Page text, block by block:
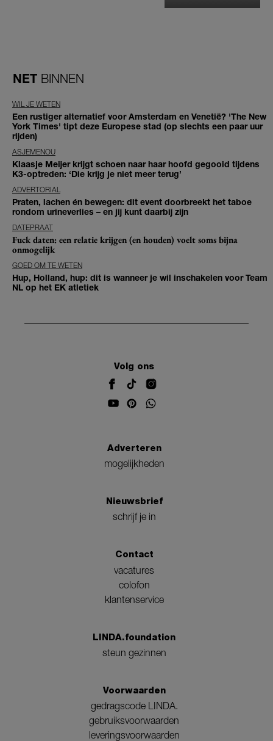
NET BINNEN
WIL JE WETEN
Een rustiger alternatief voor Amsterdam en Venetië? 'The New
York Times' tipt deze Europese stad (op slechts een paar uur
rijden)
ASJEMENOU
Klaasje Meijer krijgt schoen naar haar hoofd gegooid tijdens
K3-optreden: ‘Die krijg je niet meer terug’
ADVERTORIAL
Praten, lachen én bewegen: dit event doorbreekt het taboe
rondom urineverlies – en jij kunt daarbij zijn
DATEPRAAT
Fuck daten: een relatie krijgen (en houden) voelt soms bijna
onmogelijk
GOED OM TE WETEN
Hup, Holland, hup: dit is wanneer je wil inschakelen voor Team
NL op het EK atletiek
Volg ons
Adverteren
mogelijkheden
Nieuwsbrief
schrijf je in
Contact
vacatures
colofon
klantenservice
LINDA.foundation
steun gezinnen
Voorwaarden
gedragscode LINDA.
gebruiksvoorwaarden
leveringsvoorwaarden